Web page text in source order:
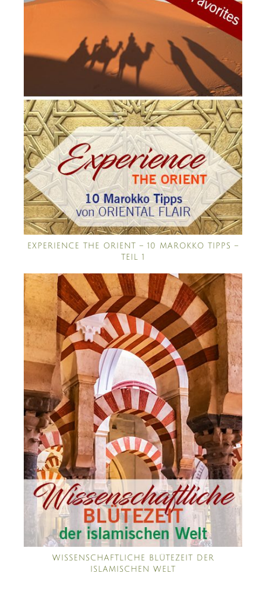
EXPERIENCE THE ORIENT – 10 MAROKKO TIPPS –
TEIL 1
WISSENSCHAFTLICHE BLÜTEZEIT DER
ISLAMISCHEN WELT